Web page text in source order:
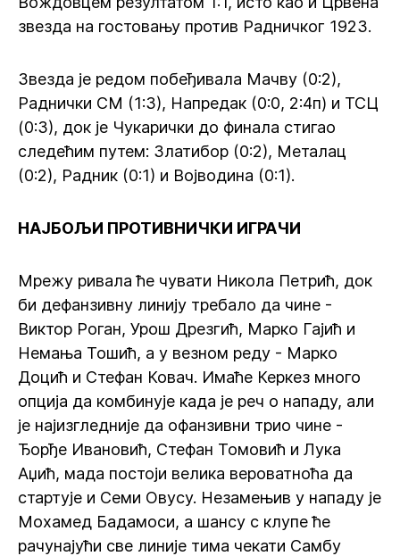
звезда на гостовању против Радничког 1923.
Звезда је редом побеђивала Мачву (0:2),
Раднички СМ (1:3), Напредак (0:0, 2:4п) и ТСЦ
(0:3), док је Чукарички до финала стигао
следећим путем: Златибор (0:2), Металац
(0:2), Радник (0:1) и Војводина (0:1).
НАЈБОЉИ ПРОТИВНИЧКИ ИГРАЧИ
Мрежу ривала ће чувати Никола Петрић, док
би дефанзивну линију требало да чине -
Виктор Роган, Урош Дрезгић, Марко Гајић и
Немања Тошић, а у везном реду - Марко
Доцић и Стефан Ковач. Имаће Керкез много
опција да комбинује када је реч о нападу, али
је најизгледније да офанзивни трио чине -
Ђорђе Ивановић, Стефан Томовић и Лука
Аџић, мада постоји велика вероватноћа да
стартује и Семи Овусу. Незамењив у нападу је
Мохамед Бадамоси, а шансу с клупе ће
рачунајући све линије тима чекати Самбу